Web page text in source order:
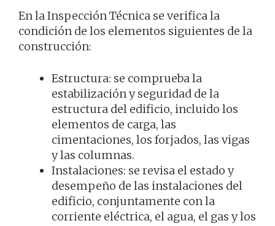
En la Inspección Técnica se verifica la
condición de los elementos siguientes de la
construcción:
Estructura: se comprueba la
estabilización y seguridad de la
estructura del edificio, incluido los
elementos de carga, las
cimentaciones, los forjados, las vigas
y las columnas.
Instalaciones: se revisa el estado y
desempeño de las instalaciones del
edificio, conjuntamente con la
corriente eléctrica, el agua, el gas y los